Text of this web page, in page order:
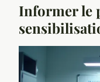
Informer le